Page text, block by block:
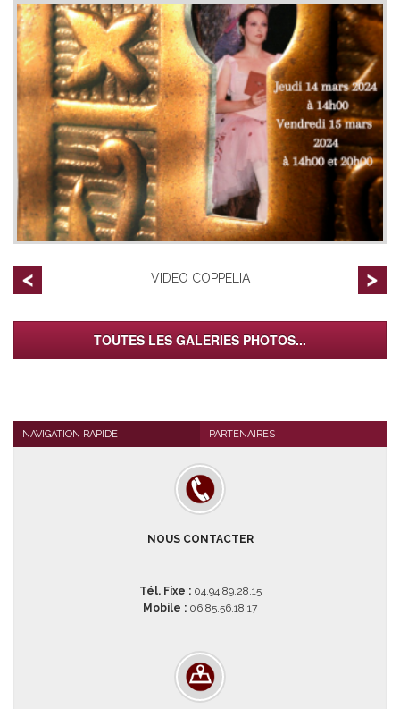
VIDEO COPPELIA
TOUTES LES GALERIES PHOTOS...
NAVIGATION RAPIDE PARTENAIRES
NOUS CONTACTER
Tél. Fixe : 04.94.89.28.15
Mobile : 06.85.56.18.17